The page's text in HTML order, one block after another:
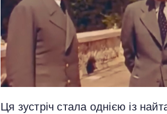
Ця зустріч стала однією із